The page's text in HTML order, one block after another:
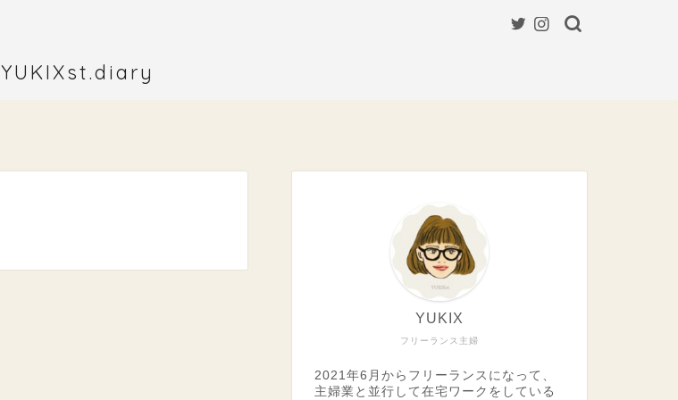
YUKIXst.diary
フリーランス主婦
YUKIX
2021年6月からフリーランスになって、
主婦業と並行して在宅ワークをしている